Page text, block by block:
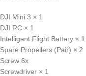
DJI Mini 3 × 1
DJI RC × 1
Intelligent Flight Battery × 1
Spare Propellers (Pair) × 2
Screw 6x
Screwdriver × 1